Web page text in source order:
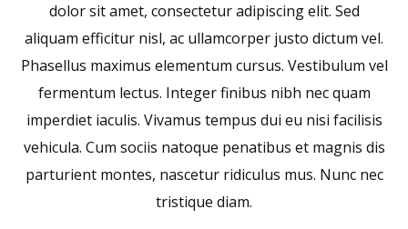
dolor sit amet, consectetur adipiscing elit. Sed
aliquam efficitur nisl, ac ullamcorper justo dictum vel.
Phasellus maximus elementum cursus. Vestibulum vel
fermentum lectus. Integer finibus nibh nec quam
imperdiet iaculis. Vivamus tempus dui eu nisi facilisis
vehicula. Cum sociis natoque penatibus et magnis dis
parturient montes, nascetur ridiculus mus. Nunc nec
tristique diam.